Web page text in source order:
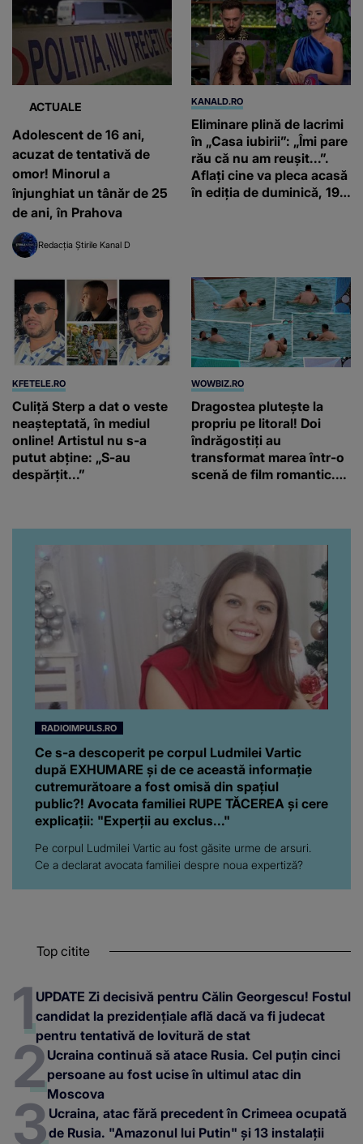
ACTUALE
Adolescent de 16 ani,
acuzat de tentativă de
omor! Minorul a
înjunghiat un tânăr de 25
de ani, în Prahova
Redacția Știrile Kanal D
KANALD.RO
Eliminare plină de lacrimi
în „Casa iubirii”: „Îmi pare
rău că nu am reușit...”.
Aflați cine va pleca acasă
în ediția de duminică, 19
KFETELE.RO
Culiță Sterp a dat o veste
neașteptată, în mediul
online! Artistul nu s-a
putut abține: „S-au
despărțit...”
WOWBIZ.RO
Dragostea plutește la
propriu pe litoral! Doi
îndrăgostiți au
transformat marea într-o
scenă de film romantic.
RADIOIMPULS.RO
Ce s-a descoperit pe corpul Ludmilei Vartic
după EXHUMARE și de ce această informație
cutremurătoare a fost omisă din spațiul
public?! Avocata familiei RUPE TĂCEREA și cere
explicații: "Experții au exclus..."
Pe corpul Ludmilei Vartic au fost găsite urme de arsuri.
Ce a declarat avocata familiei despre noua expertiză?
Top citite
UPDATE Zi decisivă pentru Călin Georgescu! Fostul
candidat la prezidențiale află dacă va fi judecat
pentru tentativă de lovitură de stat
Ucraina continuă să atace Rusia. Cel puțin cinci
persoane au fost ucise în ultimul atac din
Moscova
Ucraina, atac fără precedent în Crimeea ocupată
de Rusia. "Amazonul lui Putin" și 13 instalații